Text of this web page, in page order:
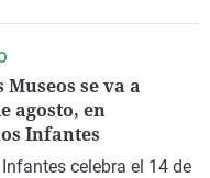
Museos se va a
agosto, en
Infantes
celebra el 14 de